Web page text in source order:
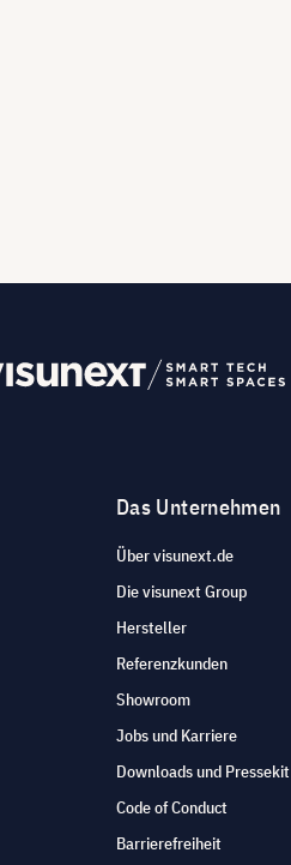
Das Unternehmen
Über visunext.de
Die visunext Group
Hersteller
Referenzkunden
Showroom
Jobs und Karriere
Downloads und Pressekit
Code of Conduct
Barrierefreiheit